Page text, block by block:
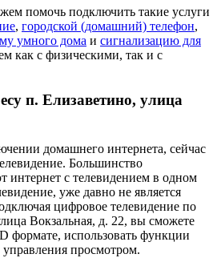
помочь подключить такие услуги
, городской (домашний) телефон,
умного дома и сигнализацию для
как с физическими, так и с
п. Елизаветино, улица
домашнего интернета, сейчас
Большинство
интернет с телевидением в одном
уже давно не является
цифровое телевидение по
Вокзальная, д. 22, вы сможете
формате, использовать функции
просмотром.